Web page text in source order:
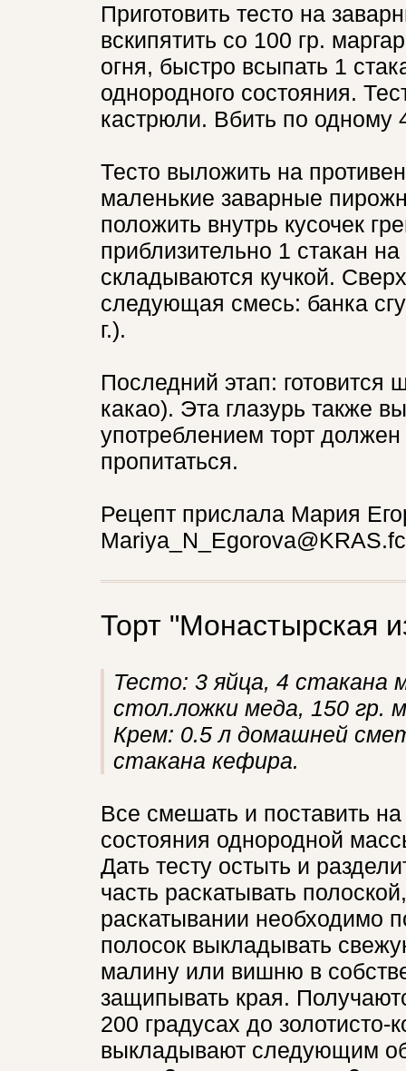
Приготовить тесто на
вскипятить со 100 гр.
огня, быстро всыпать 1
однородного состояния.
кастрюли. Вбить по одному
Тесто выложить на
маленькие заварные
положить внутрь кусочек
приблизительно 1 стакан
складываются кучкой.
следующая смесь: банка
г.).
Последний этап: готовится
какао). Эта глазурь также
употреблением торт
пропитаться.
Рецепт прислала Мария
Торт "Монастырская
Тесто: 3 яйца, 4 стакана
стол.ложки меда, 150 гр.
Крем: 0.5 л домашней
стакана кефира.
Все смешать и поставить
состояния однородной
Дать тесту остыть и
часть раскатывать
раскатывании необходимо
полосок выкладывать
малину или вишню в
защипывать края.
200 градусах до золотисто-
выкладывают следующим